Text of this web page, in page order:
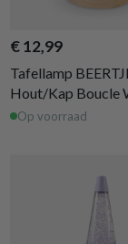
€ 12,99
Tafellamp
Hout/Kap Boucle
Op voorraad